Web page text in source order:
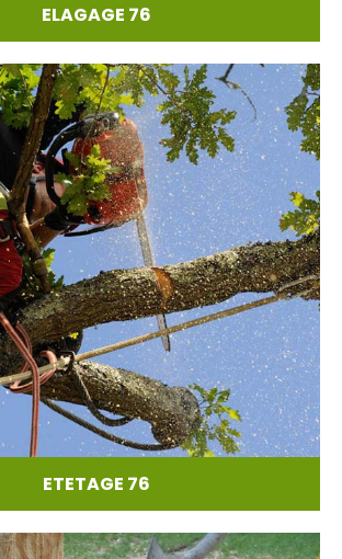
ELAGAGE 76
ETETAGE 76